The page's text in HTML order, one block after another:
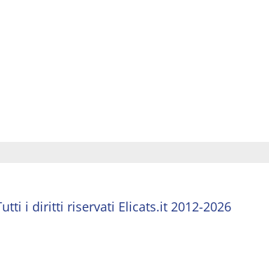
i diritti riservati Elicats.it 2012-2026